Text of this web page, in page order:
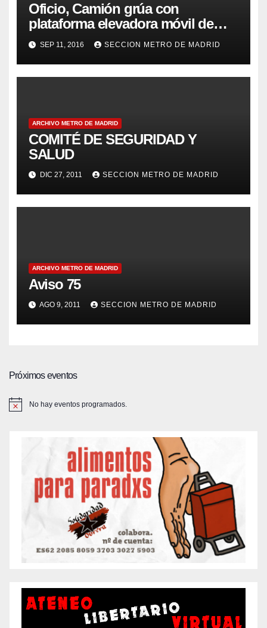
Oficio, Camión grúa con
plataforma elevadora móvil de
personal
SEP 11, 2016 SECCION METRO DE MADRID
ARCHIVO METRO DE MADRID
COMITÉ DE SEGURIDAD Y
SALUD
DIC 27, 2011 SECCION METRO DE MADRID
ARCHIVO METRO DE MADRID
Aviso 75
AGO 9, 2011 SECCION METRO DE MADRID
Próximos eventos
No hay eventos programados.